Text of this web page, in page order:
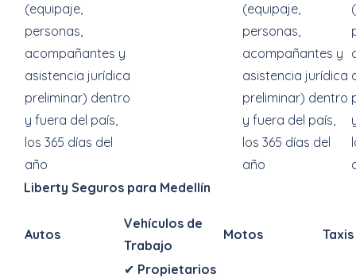
(equipaje,
personas,
acompañantes y
asistencia jurídica
preliminar) dentro
y fuera del país,
los 365 días del
año
(equipaje,
personas,
acompañantes y
asistencia jurídica
preliminar) dentro
y fuera del país,
los 365 días del
año
Liberty Seguros para Medellín
Autos
Vehículos de
Trabajo
Motos Taxis
✔ Propietarios